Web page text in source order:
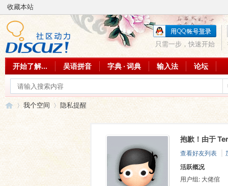
收藏本站
只需一步，快速开始
开始了解... 吴语拼音 字典 · 词典 输入法 论坛
吴
我个空间 隐私提醒
抱歉！由于
查看好友列表
活跃概况
用户组: 大佬倌